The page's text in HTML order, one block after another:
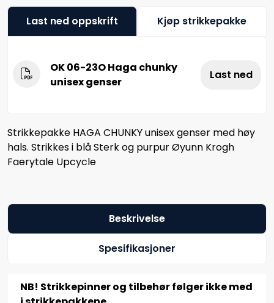
Last ned oppskrift Kjøp strikkepakke
OK 06-23O Haga chunky
unisex genser
Last ned
Strikkepakke HAGA CHUNKY unisex genser med høy
hals. Strikkes i blå Sterk og purpur Øyunn Krogh
Faerytale Upcycle
Beskrivelse
Spesifikasjoner
NB! Strikkepinner og tilbehør følger ikke med